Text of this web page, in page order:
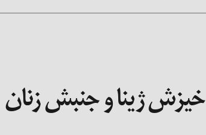
خیزش ژینا و جنبش زنان